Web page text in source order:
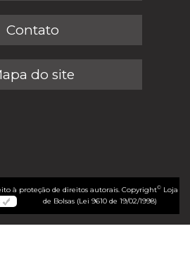
Contato
do site
à proteção de direitos autorais. Copyright©Loja
de Bolsas (Lei 9610 de 19/02/1998)